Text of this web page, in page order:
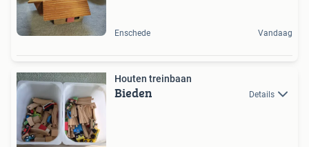
Enschede Vandaag
Houten treinbaan
Bieden Details